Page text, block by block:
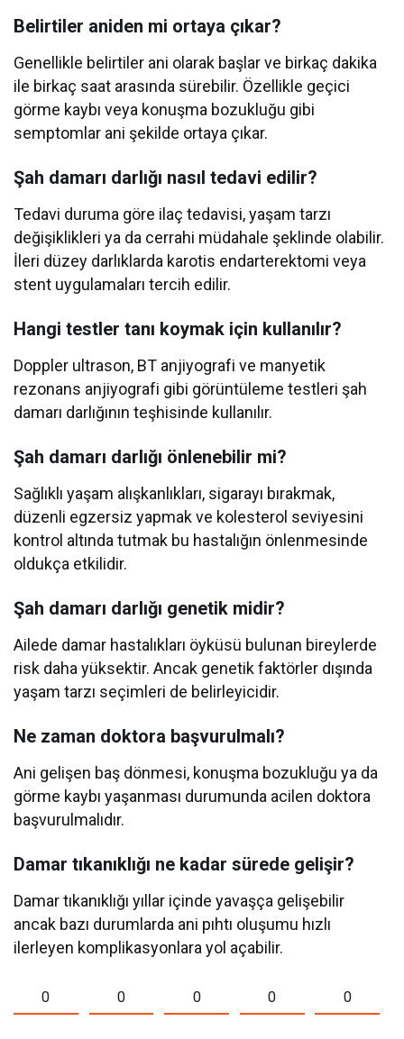
Belirtiler aniden mi ortaya çıkar?
Genellikle belirtiler ani olarak başlar ve birkaç dakika
ile birkaç saat arasında sürebilir. Özellikle geçici
görme kaybı veya konuşma bozukluğu gibi
semptomlar ani şekilde ortaya çıkar.
Şah damarı darlığı nasıl tedavi edilir?
Tedavi duruma göre ilaç tedavisi, yaşam tarzı
değişiklikleri ya da cerrahi müdahale şeklinde olabilir.
İleri düzey darlıklarda karotis endarterektomi veya
stent uygulamaları tercih edilir.
Hangi testler tanı koymak için kullanılır?
Doppler ultrason, BT anjiyografi ve manyetik
rezonans anjiyografi gibi görüntüleme testleri şah
damarı darlığının teşhisinde kullanılır.
Şah damarı darlığı önlenebilir mi?
Sağlıklı yaşam alışkanlıkları, sigarayı bırakmak,
düzenli egzersiz yapmak ve kolesterol seviyesini
kontrol altında tutmak bu hastalığın önlenmesinde
oldukça etkilidir.
Şah damarı darlığı genetik midir?
Ailede damar hastalıkları öyküsü bulunan bireylerde
risk daha yüksektir. Ancak genetik faktörler dışında
yaşam tarzı seçimleri de belirleyicidir.
Ne zaman doktora başvurulmalı?
Ani gelişen baş dönmesi, konuşma bozukluğu ya da
görme kaybı yaşanması durumunda acilen doktora
başvurulmalıdır.
Damar tıkanıklığı ne kadar sürede gelişir?
Damar tıkanıklığı yıllar içinde yavaşça gelişebilir
ancak bazı durumlarda ani pıhtı oluşumu hızlı
ilerleyen komplikasyonlara yol açabilir.
0 0 0 0 0